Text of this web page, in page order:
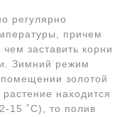
регулярно
причем
заставить корни
Зимний режим
помещении золотой
находится
15 ˚C), то полив